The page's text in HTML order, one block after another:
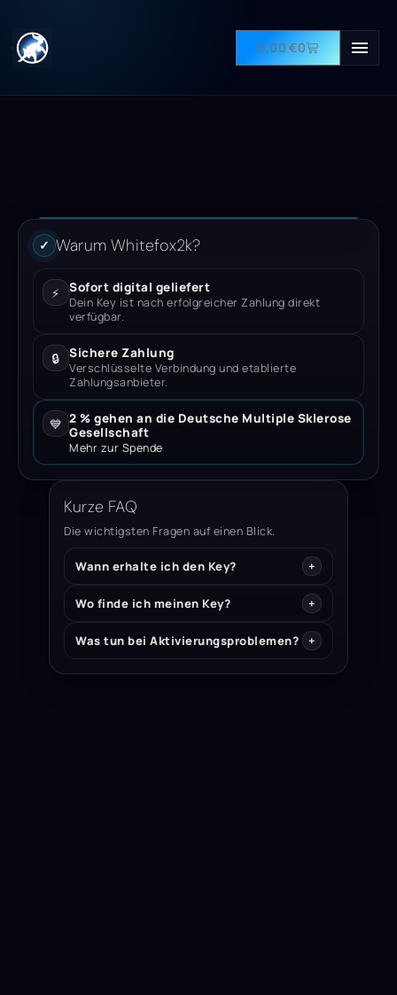
0,00€0
✓ Warum Whitefox2k?
⚡ Sofort digital geliefert
Dein Key ist nach erfolgreicher Zahlung direkt
verfügbar.
🔒 Sichere Zahlung
Verschlüsselte Verbindung und etablierte
Zahlungsanbieter.
💙 2 % gehen an die Deutsche Multiple Sklerose
Gesellschaft
Mehr zur Spende
Kurze FAQ
Die wichtigsten Fragen auf einen Blick.
Wann erhalte ich den Key?
Wo finde ich meinen Key?
Was tun bei Aktivierungsproblemen?